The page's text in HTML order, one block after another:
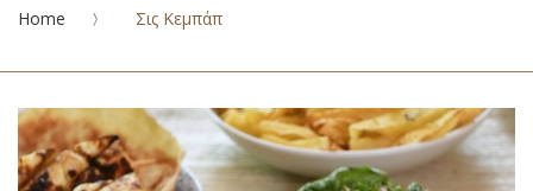
Home Σις Κεμπάπ
Μετάβαση
στο
τέλος